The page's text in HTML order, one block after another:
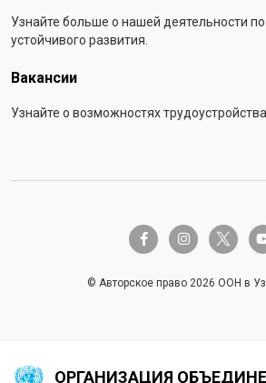
Узнайте больше о нашей деятельности
устойчивого развития.
Вакансии
Узнайте о возможностях
facebook-finstagramtwitter-x
© Авторское право 2026 ООН в
ОРГАНИЗАЦИЯ